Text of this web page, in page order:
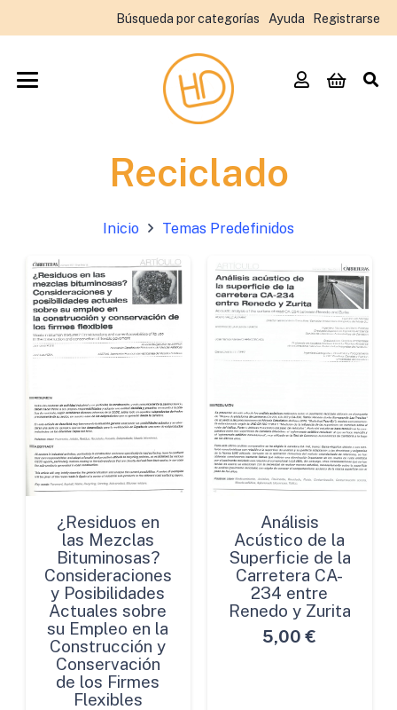
Búsqueda por categorías Ayuda Registrarse
Reciclado
Inicio Temas Predefinidos
¿Residuos en
las Mezclas
Bituminosas?
Consideraciones
y Posibilidades
Actuales sobre
su Empleo en la
Construcción y
Conservación
de los Firmes
Flexibles
Análisis
Acústico de la
Superficie de la
Carretera CA-
234 entre
Renedo y Zurita
5,00 €